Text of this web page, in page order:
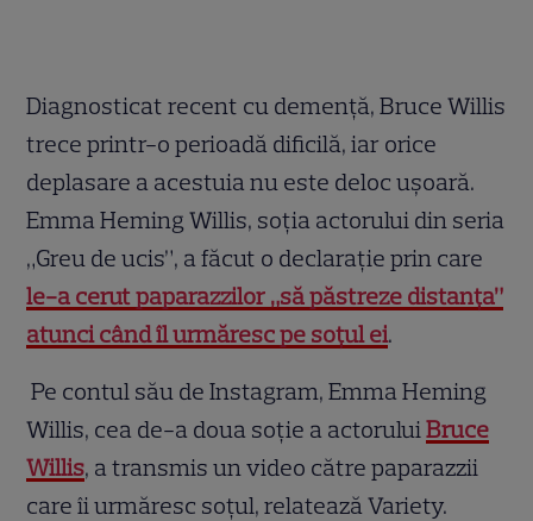
Diagnosticat recent cu demență, Bruce Willis
trece printr-o perioadă dificilă, iar orice
deplasare a acestuia nu este deloc ușoară.
Emma Heming Willis, soţia actorului din seria
„Greu de ucis”, a făcut o declaraţie prin care
le-a cerut paparazzilor „să păstreze distanţa”
atunci când îl urmăresc pe soțul ei.
Pe contul său de Instagram, Emma Heming
Willis, cea de-a doua soție a actoruluiBruce
Willis, a transmis un video către paparazzii
care îi urmăresc soțul, relatează Variety.